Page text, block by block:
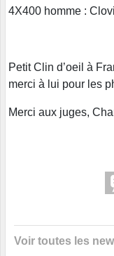
4X400 homme :
Petit Clin d’oeil à
merci à lui pour les
Merci aux juges,
Voir toutes les